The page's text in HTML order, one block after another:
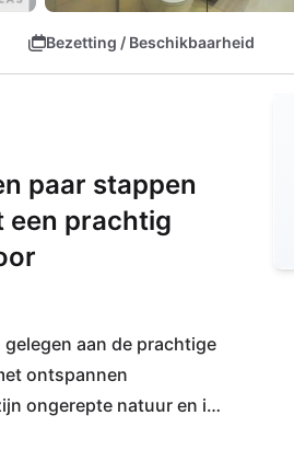
Bezetting / Beschikbaarheid
paar stappen
een prachtig
aan de prachtige
ontspannen
ongerepte natuur en is